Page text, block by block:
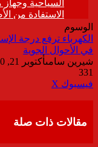
الوسوم
الكهرباء ترفع درجة
في الأحوال الجوية
شيرين سامىأكتوبر 21, 2020
331
فيسبوك ‫X
مقالات ذات صلة